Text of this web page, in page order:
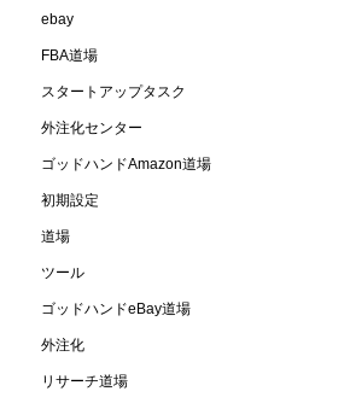
ebay
FBA道場
スタートアップタスク
外注化センター
ゴッドハンドAmazon道場
初期設定
道場
ツール
ゴッドハンドeBay道場
外注化
リサーチ道場